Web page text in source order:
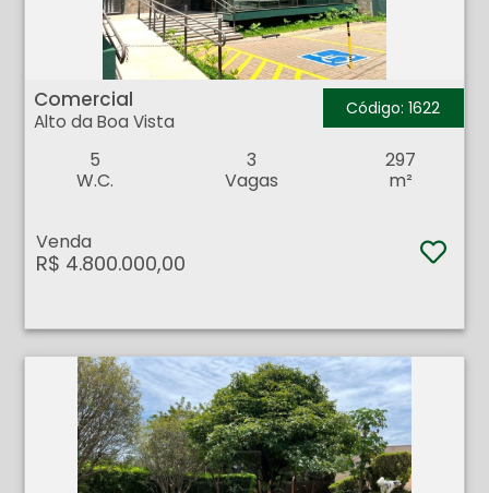
Comercial - Alto da Boa Vista - Ribeirão Preto
Comercial
Alto da Boa Vista
Código: 1622
5
W.C.
3
Vagas
297
m²
Venda
R$ 4.800.000,00